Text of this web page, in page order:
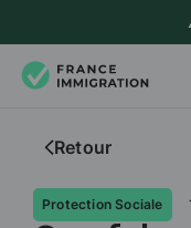
⚠️
Retour
Protection Sociale